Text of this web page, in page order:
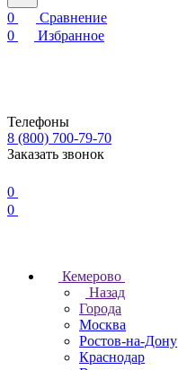
0
Сравнение
0
Избранное
Телефоны
8 (800) 700-79-70
Заказать звонок
0
0
Кемерово
Назад
Города
Москва
Ростов-на-Дону
Краснодар